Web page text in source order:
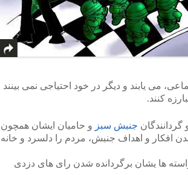
می یابند و دیگر در خود احتیاجی نمی بینند
کنند.
گردانندگان جنبش سبز و حامیان ایشان همچون
افکار و اهداف جنبش، مردم را دلسرد و خانه
ها یشان برگردانده شدن رای های دزدی